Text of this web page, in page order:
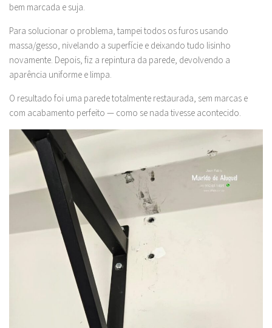
bem marcada e suja.
Para solucionar o problema, tampei todos os furos usando
massa/gesso, nivelando a superfície e deixando tudo lisinho
novamente. Depois, fiz a repintura da parede, devolvendo a
aparência uniforme e limpa.
O resultado foi uma parede totalmente restaurada, sem marcas e
com acabamento perfeito — como se nada tivesse acontecido.